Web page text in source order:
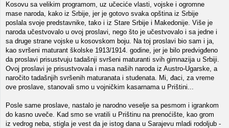
Kosovu sa velikim programom, uz učeciće vlasti, vojske i ogromne
mase naroda, kako iz Srbije, jer je gotovo svaka opština iz Srbije
poslala svoje predstavnike, tako i iz Stare Srbije i Makedonije. Više je
naroda učestvovalo u ovoj proslavi, nego što je učestvovalo i sa jedne i
sa druge strane vojske u kosovskom boju. Na toj proslavi bio sam i ja,
kao svršeni maturant školske 1913/1914. godine, jer je bilo predvigđeno
da proslavi prisustvuju tadašnji svršeni maturanti svih gimnazija u Srbiji.
Ovoj proslavi je prisustvovala i masa naših naroda iz Austro-Ugarske, a
naročito tadašnjih svršenih maturanata i studenata. Mi, đaci, za vreme
ove proslave, stanovali smo u vojničkim kasarnama u Prištini...
Posle same proslave, nastalo je narodno veselje sa pesmom i igrankom
do kasno uveče. Kad smo se vratili u Prištinu na prenoćište, kao grom
iz vedrog neba, stigla je vest da je istog dana u Sarajevu mladi rodoljub -